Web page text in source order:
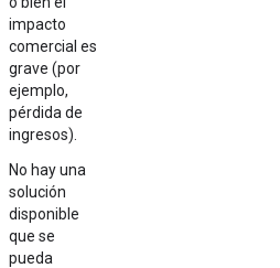
impacto
comercial es
grave (por
ejemplo,
pérdida de
ingresos).
No hay una
solución
disponible
que se
pueda